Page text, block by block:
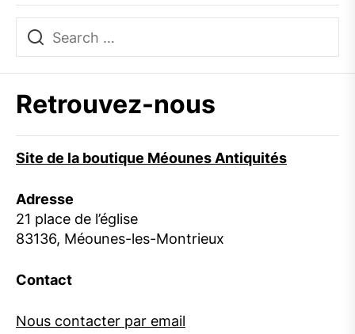
Retrouvez-nous
Site de la boutique Méounes Antiquités
Adresse
21 place de l’église
83136, Méounes-les-Montrieux
Contact
Nous contacter par email